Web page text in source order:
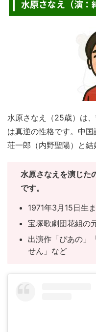
水原さなえ（演：
水原さなえ（25歳）は
は真逆の性格です。中
荘一郎（内野聖陽）と結
水原さなえを演じた
です。
1971年3月15日生
宝塚歌劇団花組の
出演作「ぴあの」
せん」など